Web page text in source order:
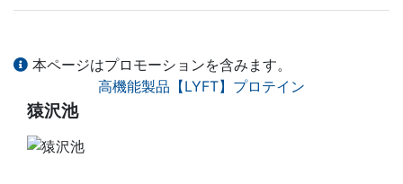
本ページはプロモーションを含みます。
高機能製品【LYFT】プロテイン
猿沢池